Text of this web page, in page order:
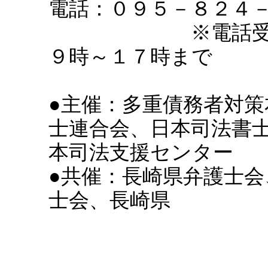
電話：０９５－８２４
※電話受付は
９時～１７時まで
●主催：多重債務者対
士連合会、日本司法書
本司法支援センター
●共催：長崎県弁護士
士会、長崎県